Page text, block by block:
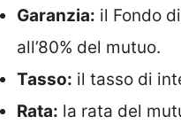
Garanzia: il Fondo
all’80% del mutuo.
Tasso: il tasso di
Rata: la rata del